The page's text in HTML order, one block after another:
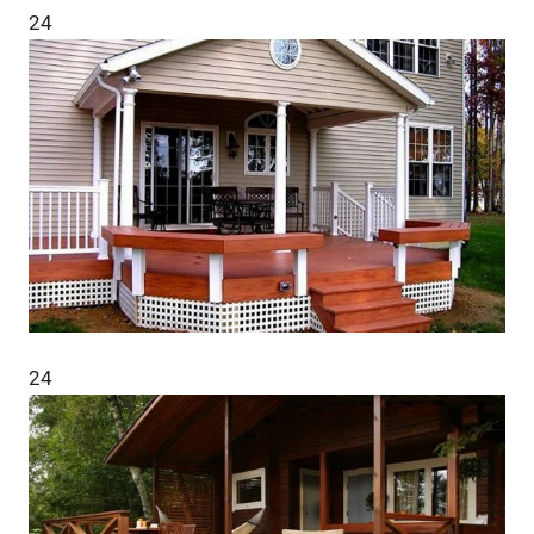
24
24